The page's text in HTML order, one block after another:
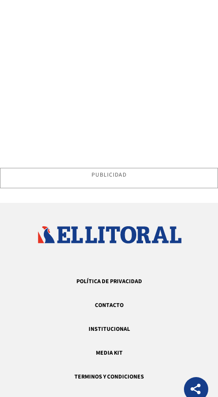
PUBLICIDAD
POLÍTICA DE PRIVACIDAD
CONTACTO
INSTITUCIONAL
MEDIA KIT
TERMINOS Y CONDICIONES